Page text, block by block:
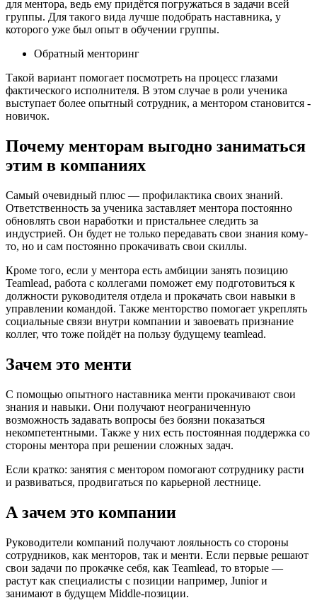
для ментора, ведь ему придётся погружаться в задачи всей
группы. Для такого вида лучше подобрать наставника, у
которого уже был опыт в обучении группы.
Обратный менторинг
Такой вариант помогает посмотреть на процесс глазами
фактического исполнителя. В этом случае в роли ученика
выступает более опытный сотрудник, а ментором становится -
новичок.
Почему менторам выгодно заниматься
этим в компаниях
Самый очевидный плюс — профилактика своих знаний.
Ответственность за ученика заставляет ментора постоянно
обновлять свои наработки и пристальнее следить за
индустрией. Он будет не только передавать свои знания кому-
то, но и сам постоянно прокачивать свои скиллы.
Кроме того, если у ментора есть амбиции занять позицию
Teamlead, работа с коллегами поможет ему подготовиться к
должности руководителя отдела и прокачать свои навыки в
управлении командой. Также менторство помогает укреплять
социальные связи внутри компании и завоевать признание
коллег, что тоже пойдёт на пользу будущему teamlead.
Зачем это менти
С помощью опытного наставника менти прокачивают свои
знания и навыки. Они получают неограниченную
возможность задавать вопросы без боязни показаться
некомпетентными. Также у них есть постоянная поддержка со
стороны ментора при решении сложных задач.
Если кратко: занятия с ментором помогают сотруднику расти
и развиваться, продвигаться по карьерной лестнице.
А зачем это компании
Руководители компаний получают лояльность со стороны
сотрудников, как менторов, так и менти. Если первые решают
свои задачи по прокачке себя, как Teamlead, то вторые —
растут как специалисты с позиции например, Junior и
занимают в будущем Middle-позиции.